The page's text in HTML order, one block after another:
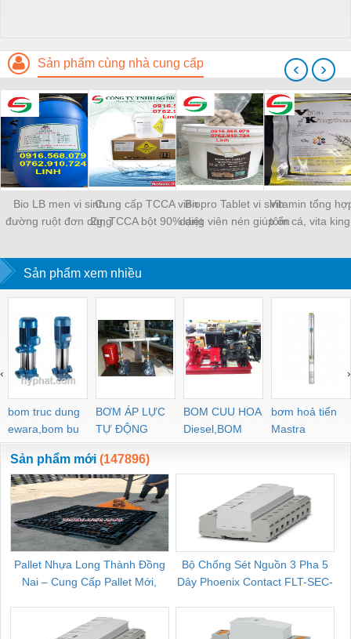
Sản phẩm cùng nhà cung cấp
Bio LB men vi sinh
đường ruột đơn dòng
Cung cấp TCCA viên
2g, TCCA bột 90% diệt
Biopro Tablet vi sinh
dạng viên nén giúp ổn
Vitamin tổng
tôm cá, vita
‹ ›
Sản phẩm xem nhiều
bom truc dung
ewara,bom bu
ewara
BƠM ÁP LỰC
TỰ ĐỘNG
BOM CUU HOA
Diesel,BOM
CHUA CHAY
bơm hoả tiển
Mastra
‹ ›
Sản phẩm mới (147896)
Pallet Nhựa Long Thành Đồng
Nai – Cung Cấp Pallet Mới,
Bộ Chống Sét Nguồn 3 Pha 5
Dây Phoenix Contact FLT-SEC-